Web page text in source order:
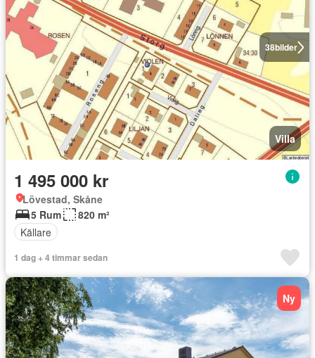
38bilder
Villa
1 495 000 kr
Lövestad, Skåne
5 Rum
820 m²
Källare
1 dag + 4 timmar sedan
Ny